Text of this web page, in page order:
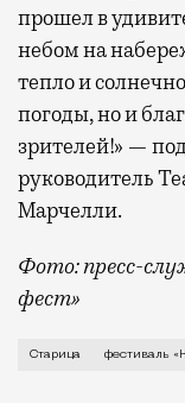
прошел в
небом на
тепло и
погоды, но и
зрителей!» —
руководитель
Марчелли.
Фото: пресс-
фест»
В минувший
Старица фестиваль